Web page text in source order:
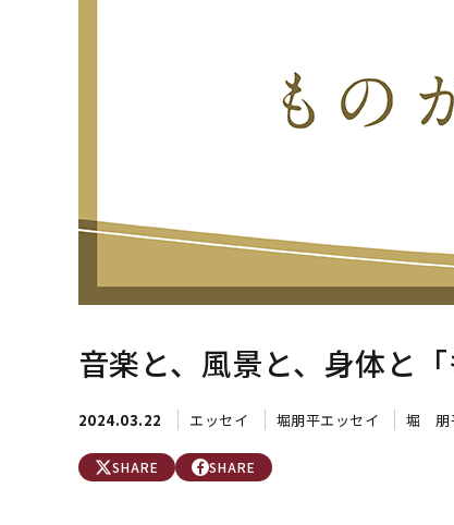
音楽と、風景と、身体と「
2024.03.22 エッセイ 堀朋平エッセイ 堀 朋
SHARE SHARE